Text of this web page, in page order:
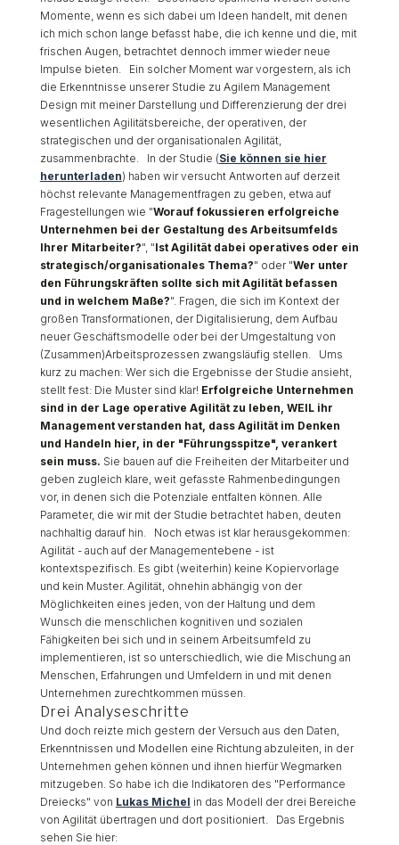
Momente, wenn es sich dabei um Ideen handelt, mit denen
ich mich schon lange befasst habe, die ich kenne und die, mit
frischen Augen, betrachtet dennoch immer wieder neue
Impulse bieten. Ein solcher Moment war vorgestern, als ich
die Erkenntnisse unserer Studie zu Agilem Management
Design mit meiner Darstellung und Differenzierung der drei
wesentlichen Agilitätsbereiche, der operativen, der
strategischen und der organisationalen Agilität,
zusammenbrachte. In der Studie (Sie können sie hier
herunterladen) haben wir versucht Antworten auf derzeit
höchst relevante Managementfragen zu geben, etwa auf
Fragestellungen wie "Worauf fokussieren erfolgreiche
Unternehmen bei der Gestaltung des Arbeitsumfelds
Ihrer Mitarbeiter?", "Ist Agilität dabei operatives oder ein
strategisch/organisationales Thema?" oder "Wer unter
den Führungskräften sollte sich mit Agilität befassen
und in welchem Maße?". Fragen, die sich im Kontext der
großen Transformationen, der Digitalisierung, dem Aufbau
neuer Geschäftsmodelle oder bei der Umgestaltung von
(Zusammen)Arbeitsprozessen zwangsläufig stellen. Ums
kurz zu machen: Wer sich die Ergebnisse der Studie ansieht,
stellt fest: Die Muster sind klar! Erfolgreiche Unternehmen
sind in der Lage operative Agilität zu leben, WEIL ihr
Management verstanden hat, dass Agilität im Denken
und Handeln hier, in der "Führungsspitze", verankert
sein muss. Sie bauen auf die Freiheiten der Mitarbeiter und
geben zugleich klare, weit gefasste Rahmenbedingungen
vor, in denen sich die Potenziale entfalten können. Alle
Parameter, die wir mit der Studie betrachtet haben, deuten
nachhaltig darauf hin. Noch etwas ist klar herausgekommen:
Agilität - auch auf der Managementebene - ist
kontextspezifisch. Es gibt (weiterhin) keine Kopiervorlage
und kein Muster. Agilität, ohnehin abhängig von der
Möglichkeiten eines jeden, von der Haltung und dem
Wunsch die menschlichen kognitiven und sozialen
Fähigkeiten bei sich und in seinem Arbeitsumfeld zu
implementieren, ist so unterschiedlich, wie die Mischung an
Menschen, Erfahrungen und Umfeldern in und mit denen
Unternehmen zurechtkommen müssen.
Drei Analyseschritte
Und doch reizte mich gestern der Versuch aus den Daten,
Erkenntnissen und Modellen eine Richtung abzuleiten, in der
Unternehmen gehen können und ihnen hierfür Wegmarken
mitzugeben. So habe ich die Indikatoren des "Performance
Dreiecks" von Lukas Michel in das Modell der drei Bereiche
von Agilität übertragen und dort positioniert. Das Ergebnis
sehen Sie hier: